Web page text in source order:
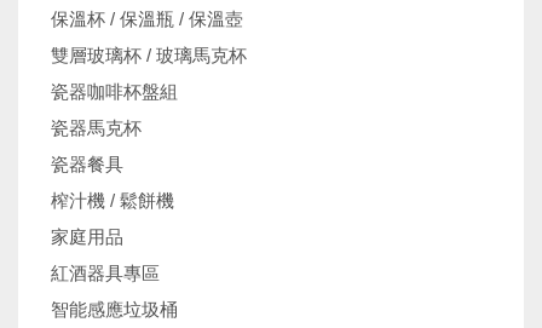
保溫杯 / 保溫瓶 / 保溫壺
雙層玻璃杯 / 玻璃馬克杯
瓷器咖啡杯盤組
瓷器馬克杯
瓷器餐具
榨汁機 / 鬆餅機
家庭用品
紅酒器具專區
智能感應垃圾桶